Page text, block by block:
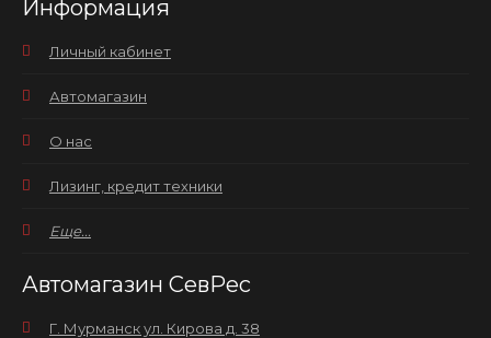
Информация
Личный кабинет
Автомагазин
О нас
Лизинг, кредит техники
Еще...
Автомагазин СевРес
Г. Мурманск ул. Кирова д. 38